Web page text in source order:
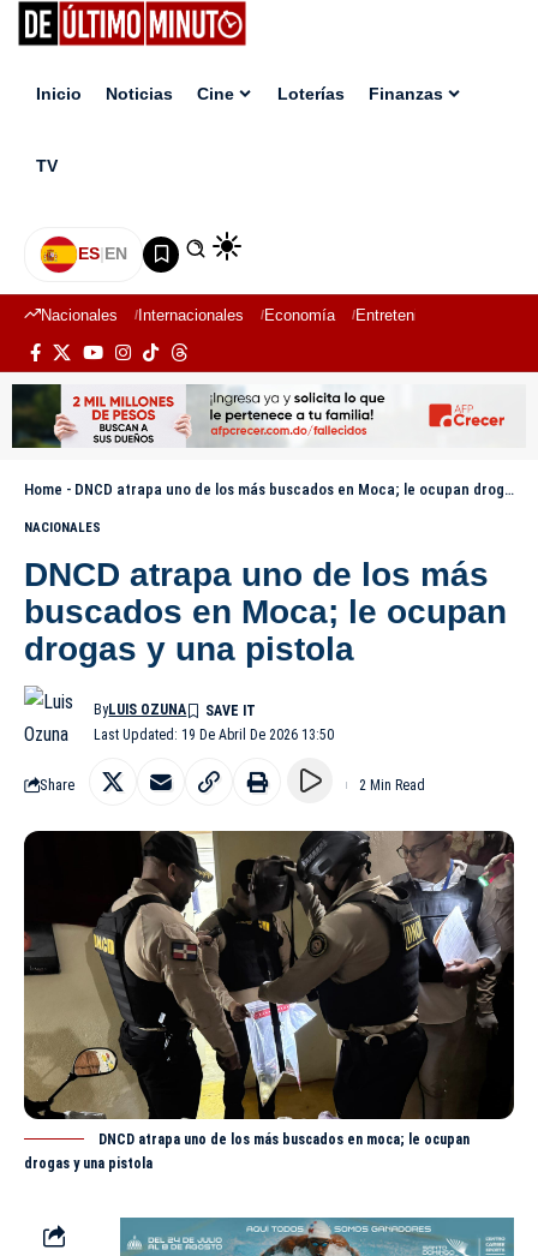
Inicio Noticias Cine Loterías Finanzas
TV
ES|EN
Nacionales Internacionales Economía Entretenimiento
Home - DNCD atrapa uno de los más buscados en Moca; le ocupan drogas y una pistola
NACIONALES
DNCD atrapa uno de los más
buscados en Moca; le ocupan
drogas y una pistola
Last Updated: 19 De Abril De 2026 13:50
ByLUIS OZUNA
Share 2 Min Read
DNCD atrapa uno de los más buscados en moca; le ocupan
drogas y una pistola